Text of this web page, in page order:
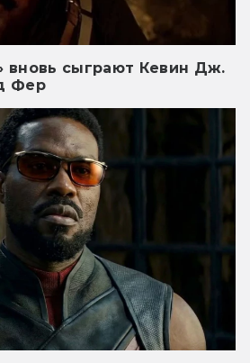
вновь сыграют Кевин Дж.
Фер